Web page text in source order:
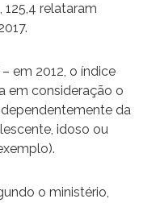
relataram
em 2012, o índice
em consideração o
da
idoso ou
o ministério,